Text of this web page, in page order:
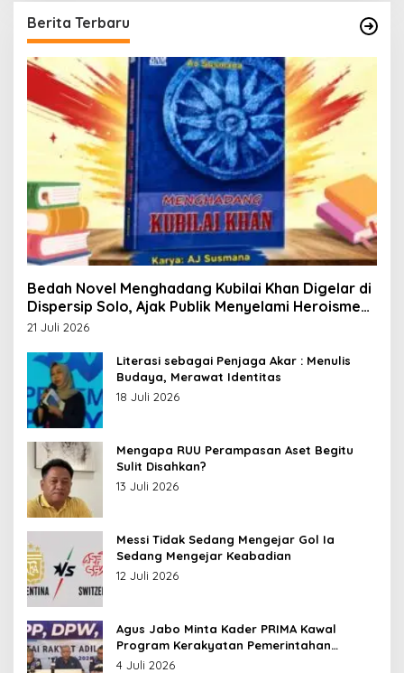
Berita Terbaru
Bedah Novel Menghadang Kubilai Khan Digelar di
Dispersip Solo, Ajak Publik Menyelami Heroisme
Leluhur Nusantara
21 Juli 2026
Literasi sebagai Penjaga Akar : Menulis
Budaya, Merawat Identitas
18 Juli 2026
Mengapa RUU Perampasan Aset Begitu
Sulit Disahkan?
13 Juli 2026
Messi Tidak Sedang Mengejar Gol Ia
Sedang Mengejar Keabadian
12 Juli 2026
Agus Jabo Minta Kader PRIMA Kawal
Program Kerakyatan Pemerintahan
Prabowo
4 Juli 2026